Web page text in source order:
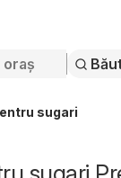
sugari